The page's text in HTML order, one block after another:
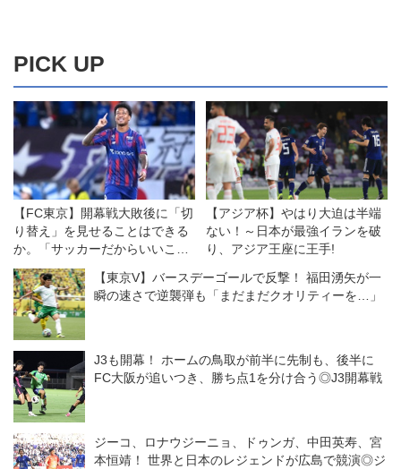
PICK UP
【FC東京】開幕戦大敗後に「切
り替え」を見せることはできる
か。「サッカーだからいいこと
もある」を信じて
【アジア杯】やはり大迫は半端
ない！～日本が最強イランを破
り、アジア王座に王手!
【東京V】バースデーゴールで反撃！ 福田湧矢が一
瞬の速さで逆襲弾も「まだまだクオリティーを…」
J3も開幕！ ホームの鳥取が前半に先制も、後半に
FC大阪が追いつき、勝ち点1を分け合う◎J3開幕戦
ジーコ、ロナウジーニョ、ドゥンガ、中田英寿、宮
本恒靖！ 世界と日本のレジェンドが広島で競演◎ジ